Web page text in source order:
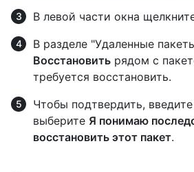
В левой части окна
В разделе "Удаленные
Восстановить рядом с
требуется восстановить.
Чтобы подтвердить,
выберите Я понимаю
восстановить этот пакет.